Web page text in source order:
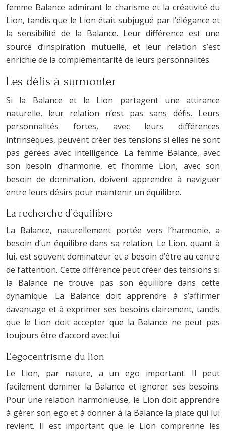
femme Balance admirant le charisme et la créativité du
Lion, tandis que le Lion était subjugué par l’élégance et
la sensibilité de la Balance. Leur différence est une
source d’inspiration mutuelle, et leur relation s’est
enrichie de la complémentarité de leurs personnalités.
Les défis à surmonter
Si la Balance et le Lion partagent une attirance
naturelle, leur relation n’est pas sans défis. Leurs
personnalités fortes, avec leurs différences
intrinsèques, peuvent créer des tensions si elles ne sont
pas gérées avec intelligence. La femme Balance, avec
son besoin d’harmonie, et l’homme Lion, avec son
besoin de domination, doivent apprendre à naviguer
entre leurs désirs pour maintenir un équilibre.
La recherche d’équilibre
La Balance, naturellement portée vers l’harmonie, a
besoin d’un équilibre dans sa relation. Le Lion, quant à
lui, est souvent dominateur et a besoin d’être au centre
de l’attention. Cette différence peut créer des tensions si
la Balance ne trouve pas son équilibre dans cette
dynamique. La Balance doit apprendre à s’affirmer
davantage et à exprimer ses besoins clairement, tandis
que le Lion doit accepter que la Balance ne peut pas
toujours être d’accord avec lui.
L’égocentrisme du lion
Le Lion, par nature, a un ego important. Il peut
facilement dominer la Balance et ignorer ses besoins.
Pour une relation harmonieuse, le Lion doit apprendre
à gérer son ego et à donner à la Balance la place qui lui
revient. Il est important que le Lion comprenne les